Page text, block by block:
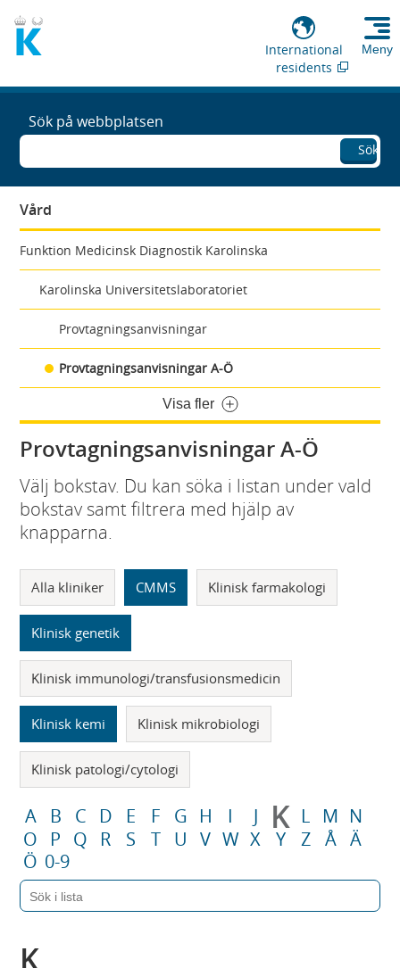
International
residents
Meny
Sök på webbplatsen
Sök
Vård
Funktion Medicinsk Diagnostik Karolinska
Karolinska Universitetslaboratoriet
Provtagningsanvisningar
Provtagningsanvisningar A-Ö
Visa fler
Provtagningsanvisningar A-Ö
Välj bokstav. Du kan söka i listan under vald
bokstav samt filtrera med hjälp av
knapparna.
Alla kliniker CMMS Klinisk farmakologi
Klinisk genetik
Klinisk immunologi/transfusionsmedicin
Klinisk kemi Klinisk mikrobiologi
Klinisk patologi/cytologi
A B C D E F G H I J K L M N
O
P Q R S T U V W X Y Z Å Ä
Ö 0-9
K